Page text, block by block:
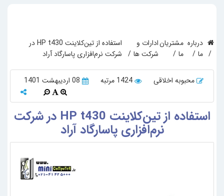
درباره
ما
مشتریان
ما
ادارات و
شرکت ها
استفاده از تین‌کلاینت HP t430 در
شرکت نرم‌افزاری پاسارگاد آراد
محبوبه اخلاقی 1424 مرتبه 08 اردیبهشت 1401
استفاده از تین‌کلاینت HP t430 در شرکت
نرم‌افزاری پاسارگاد آراد